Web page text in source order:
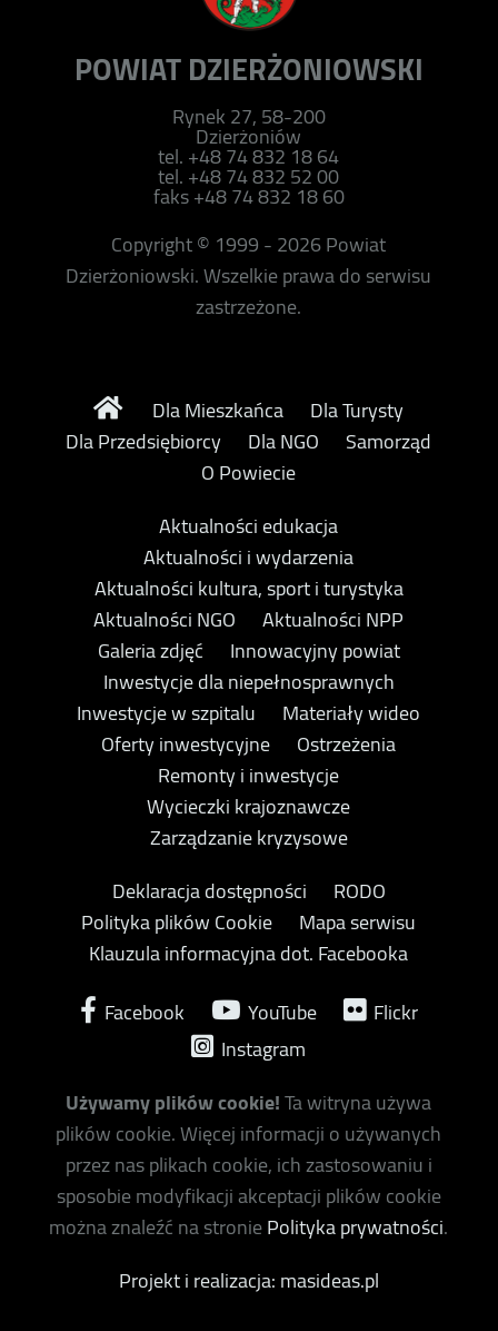
POWIAT DZIERŻONIOWSKI
Rynek 27, 58-200
Dzierżoniów
tel. +48 74 832 18 64
tel. +48 74 832 52 00
faks +48 74 832 18 60
Copyright © 1999 - 2026 Powiat
Dzierżoniowski. Wszelkie prawa do serwisu
zastrzeżone.
Dla Mieszkańca
Dla Turysty
Dla Przedsiębiorcy
Dla NGO
Samorząd
O Powiecie
Aktualności edukacja
Aktualności i wydarzenia
Aktualności kultura, sport i turystyka
Aktualności NGO
Aktualności NPP
Galeria zdjęć
Innowacyjny powiat
Inwestycje dla niepełnosprawnych
Inwestycje w szpitalu
Materiały wideo
Oferty inwestycyjne
Ostrzeżenia
Remonty i inwestycje
Wycieczki krajoznawcze
Zarządzanie kryzysowe
Deklaracja dostępności
RODO
Polityka plików Cookie
Mapa serwisu
Klauzula informacyjna dot. Facebooka
Facebook
YouTube
Flickr
Instagram
Używamy plików cookie!Ta witryna używa
plików cookie. Więcej informacji o używanych
przez nas plikach cookie, ich zastosowaniu i
sposobie modyfikacji akceptacji plików cookie
można znaleźć na stroniePolityka prywatności.
Projekt i realizacja: masideas.pl